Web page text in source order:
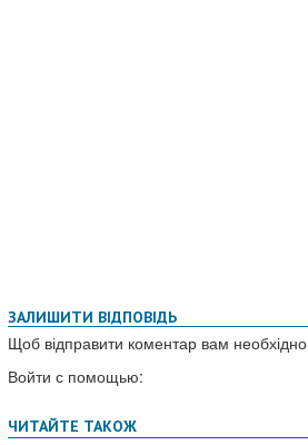
ЗАЛИШИТИ ВІДПОВІДЬ
Щоб відправити коментар вам необхідно
Войти с помощью: